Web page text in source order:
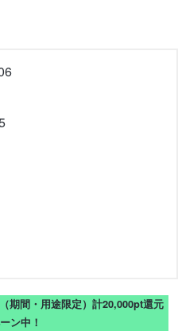
期間・用途限定）計20,000pt還元
ン中！